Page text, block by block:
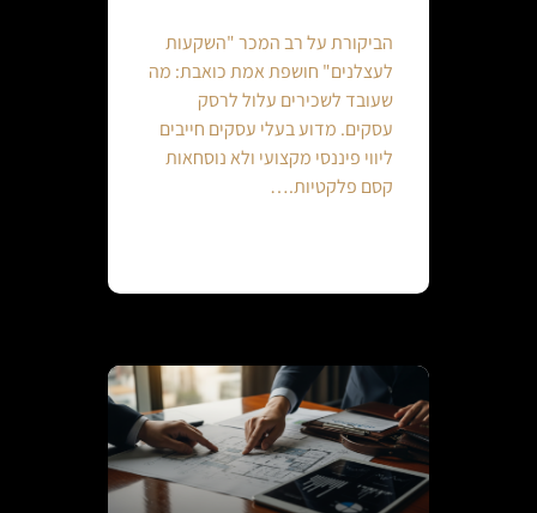
הביקורת על רב המכר "השקעות
לעצלנים" חושפת אמת כואבת: מה
שעובד לשכירים עלול לרסק
עסקים. מדוע בעלי עסקים חייבים
ליווי פיננסי מקצועי ולא נוסחאות
קסם פלקטיות.…